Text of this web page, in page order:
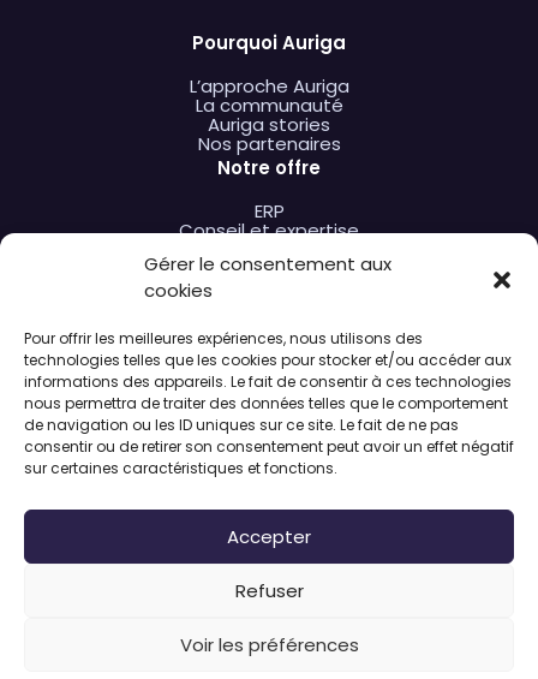
Gérer le consentement aux
cookies
Pour offrir les meilleures expériences, nous utilisons des
technologies telles que les cookies pour stocker et/ou accéder aux
informations des appareils. Le fait de consentir à ces technologies
nous permettra de traiter des données telles que le comportement
de navigation ou les ID uniques sur ce site. Le fait de ne pas
consentir ou de retirer son consentement peut avoir un effet négatif
sur certaines caractéristiques et fonctions.
Accepter
Refuser
Voir les préférences
Pourquoi Auriga
L’approche Auriga
La communauté
Auriga stories
Nos partenaires
Notre offre
ERP
Conseil et expertise
Extensions
Hébergement et support
par type de formation
par besoin métier
A propos de nous
L’entreprise
Actualités
Nous rejoindre